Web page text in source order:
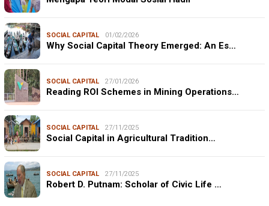
SOCIAL CAPITAL 01/02/2026
Why Social Capital Theory Emerged: An Es…
SOCIAL CAPITAL 27/01/2026
Reading ROI Schemes in Mining Operations…
SOCIAL CAPITAL 27/11/2025
Social Capital in Agricultural Tradition…
SOCIAL CAPITAL 27/11/2025
Robert D. Putnam: Scholar of Civic Life …